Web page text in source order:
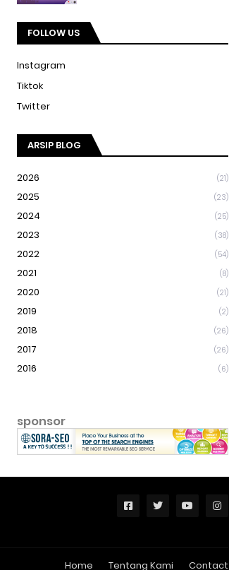
FOLLOW US
Instagram
Tiktok
Twitter
ARSIP BLOG
2026 (21)
2025 (23)
2024 (25)
2023 (38)
2022 (54)
2021 (8)
2020 (21)
2019 (2)
2018 (26)
2017 (26)
2016 (6)
sponsor
Home Tentang Kami Contact